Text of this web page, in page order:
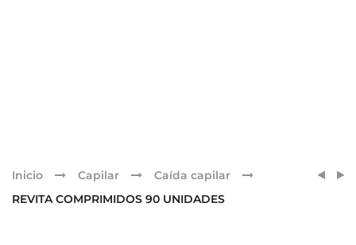
Inicio Capilar
Caída capilar
REVITA COMPRIMIDOS 90 UNIDADES